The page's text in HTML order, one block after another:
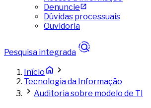
Denuncie
Dúvidas processuais
Ouvidoria
Pesquisa integrada
Início
Tecnologia da Informação
Auditoria sobre modelo de TI